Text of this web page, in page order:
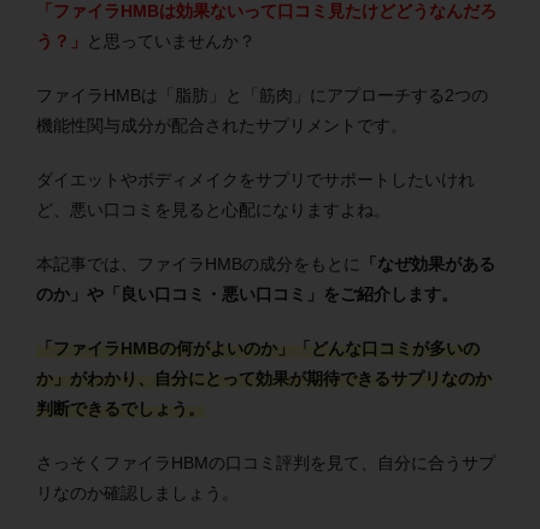
「ファイラHMBは効果ないって口コミ見たけどどうなんだろ
う？」
と思っていませんか？
ファイラHMBは「脂肪」と「筋肉」にアプローチする2つの
機能性関与成分が配合されたサプリメントです。
ダイエットやボディメイクをサプリでサポートしたいけれ
ど、悪い口コミを見ると心配になりますよね。
本記事では、ファイラHMBの成分をもとに
「なぜ効果がある
のか」や「良い口コミ・悪い口コミ」をご紹介します。
「ファイラHMBの何がよいのか」「どんな口コミが多いの
か」がわかり、自分にとって効果が期待できるサプリなのか
判断できるでしょう。
さっそくファイラHBMの口コミ評判を見て、自分に合うサプ
リなのか確認しましょう。